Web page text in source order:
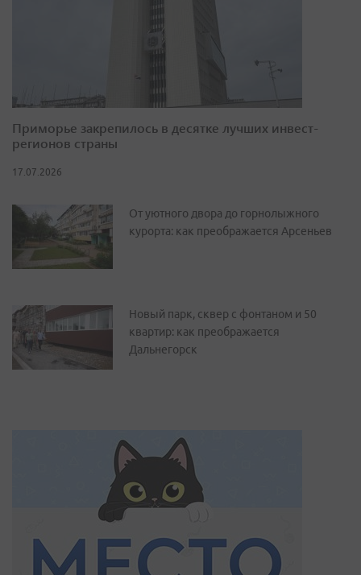
Приморье закрепилось в десятке лучших инвест-
регионов страны
17.07.2026
От уютного двора до горнолыжного
курорта: как преображается Арсеньев
Новый парк, сквер с фонтаном и 50
квартир: как преображается
Дальнегорск